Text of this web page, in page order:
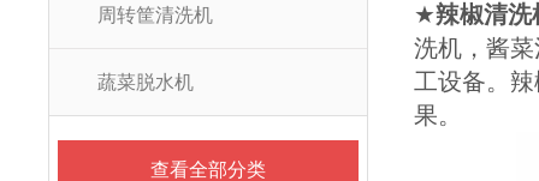
周转筐清洗机
蔬菜脱水机
查看全部分类
★辣椒清洗
洗机，酱
工设备。
果。